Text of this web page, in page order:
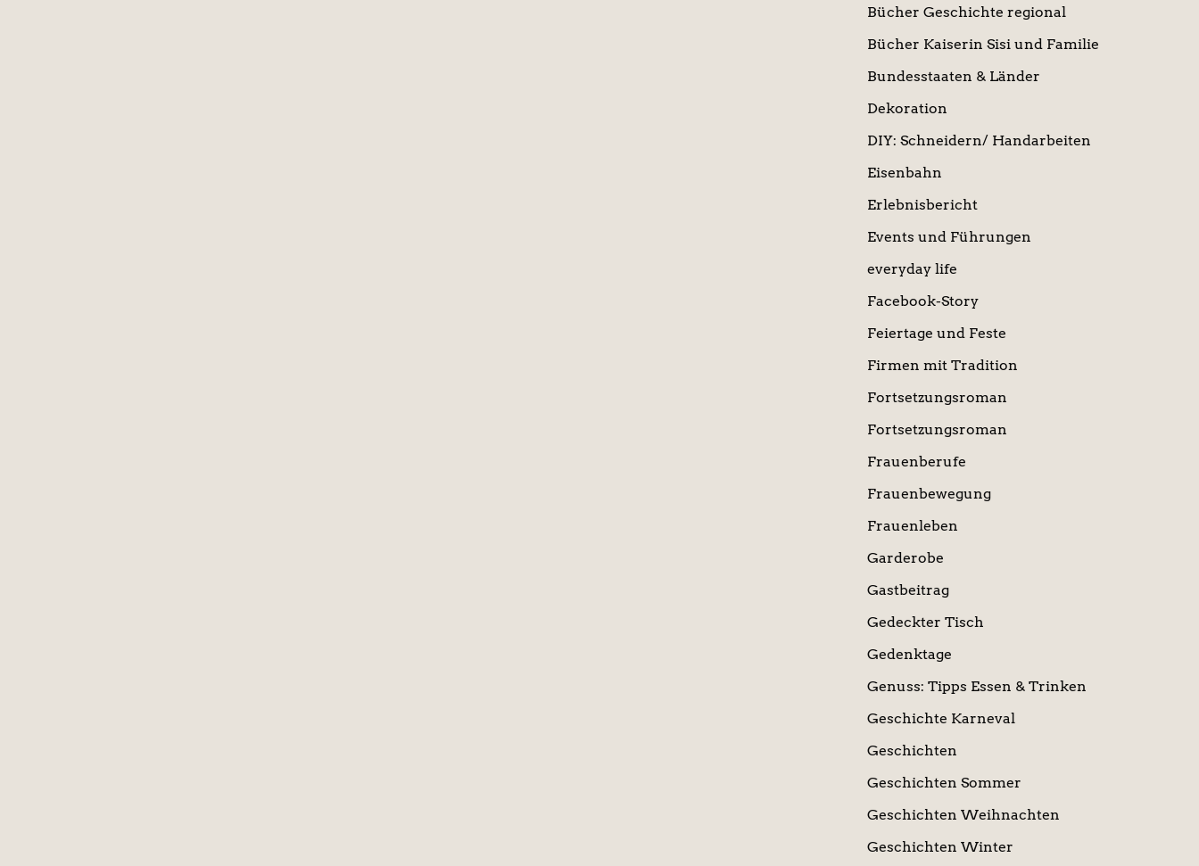
Bücher Geschichte regional
Bücher Kaiserin Sisi und Familie
Bundesstaaten & Länder
Dekoration
DIY: Schneidern/ Handarbeiten
Eisenbahn
Erlebnisbericht
Events und Führungen
everyday life
Facebook-Story
Feiertage und Feste
Firmen mit Tradition
Fortsetzungsroman
Fortsetzungsroman
Frauenberufe
Frauenbewegung
Frauenleben
Garderobe
Gastbeitrag
Gedeckter Tisch
Gedenktage
Genuss: Tipps Essen & Trinken
Geschichte Karneval
Geschichten
Geschichten Sommer
Geschichten Weihnachten
Geschichten Winter